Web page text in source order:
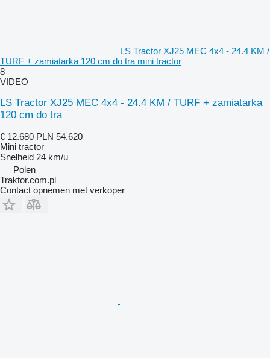
LS Tractor XJ25 MEC 4x4 - 24.4 KM /
TURF + zamiatarka 120 cm do tra mini tractor
8
VIDEO
LS Tractor XJ25 MEC 4x4 - 24.4 KM / TURF + zamiatarka
120 cm do tra
€ 12.680 PLN 54.620
Mini tractor
Snelheid 24 km/u
Polen
Traktor.com.pl
Contact opnemen met verkoper